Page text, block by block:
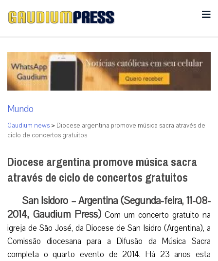
Mundo
Gaudium news > Diocese argentina promove música sacra através de
ciclo de concertos gratuitos
Diocese argentina promove música sacra
através de ciclo de concertos gratuitos
San Isidoro – Argentina (Segunda-feira, 11-08-
2014, Gaudium Press) Com um concerto gratuito na
igreja de São José, da Diocese de San Isidro (Argentina), a
Comissão diocesana para a Difusão da Música Sacra
completa o quarto evento de 2014. Há 23 anos esta